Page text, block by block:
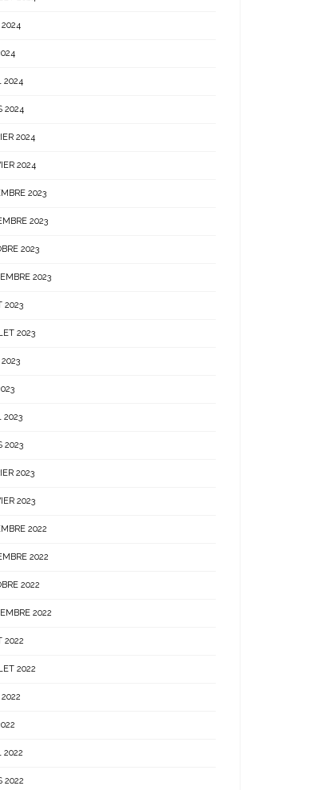
2024
2024
2024
2024
2023
2023
2023
2023
2023
2023
2023
2023
2023
2023
2022
2022
2022
2022
2022
2022
2022
2022